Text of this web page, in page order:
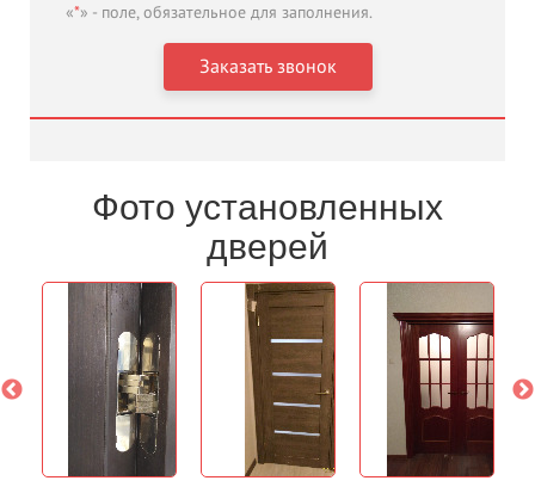
«*» - поле, обязательное для заполнения.
Фото установленных
дверей